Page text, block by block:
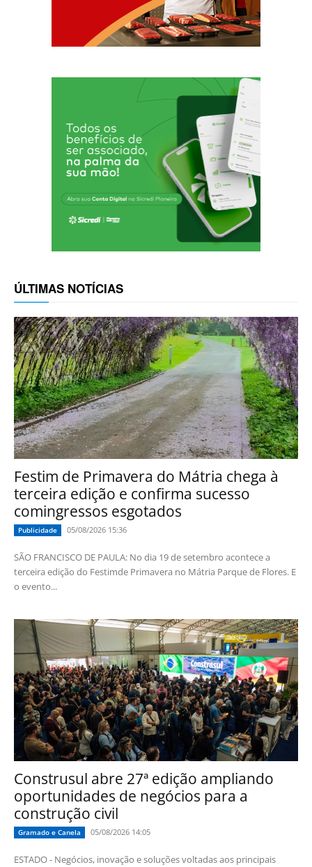
ÚLTIMAS NOTÍCIAS
Festim de Primavera do Mátria chega à
terceira edição e confirma sucesso
comingressos esgotados
Publicidade 05/08/2026 15:36
SÃO FRANCISCO DE PAULA: No dia 19 de setembro acontece a
terceira edição do Festimde Primavera no Mátria Parque de Flores. E
o evento...
Construsul abre 27ª edição ampliando
oportunidades de negócios para a
construção civil
Gramado e Canela 05/08/2026 14:05
ESTADO - Negócios, inovação e soluções voltadas aos principais